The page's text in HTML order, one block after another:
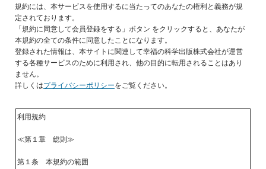
規約には、本サービスを使用するに当たってのあなたの権利と義務が規
定されております。
「規約に同意して会員登録をする」ボタン をクリックすると、あなたが
本規約の全ての条件に同意したことになります。
登録された情報は、本サイトに関連して幸福の科学出版株式会社が運営
する各種サービスのために利用され、他の目的に転用されることはあり
ません。
詳しくはプライバシーポリシーをご覧ください。